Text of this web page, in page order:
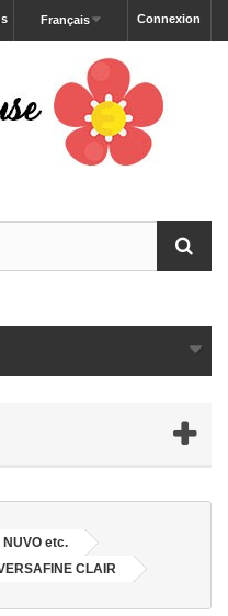
Connexion
Français
NUVO etc.
CLAIR